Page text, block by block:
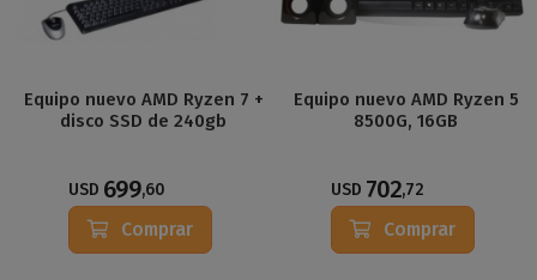
Equipo nuevo AMD Ryzen 7 +
disco SSD de 240gb
USD 699,60
Comprar
Equipo nuevo AMD Ryzen 5
8500G, 16GB
USD 702,72
Comprar